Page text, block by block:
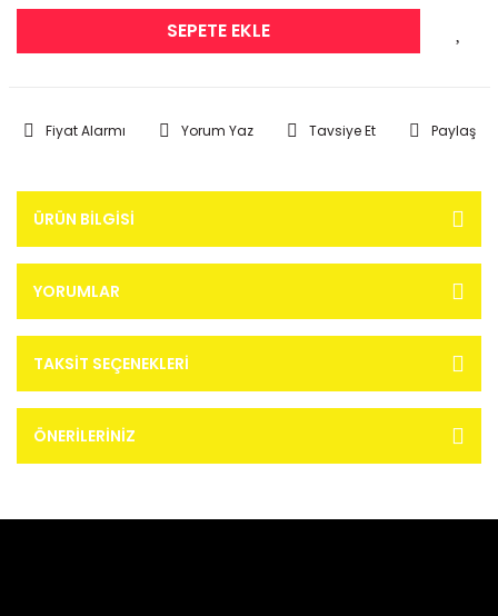
SEPETE EKLE
Fiyat Alarmı Yorum Yaz Tavsiye Et Paylaş
ÜRÜN BILGISI
YORUMLAR
TAKSIT SEÇENEKLERI
ÖNERILERINIZ